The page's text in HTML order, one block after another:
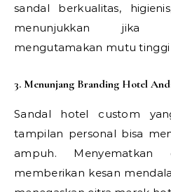
sandal berkualitas,
menunjukkan jika
mengutamakan mutu tinggi
3. Menunjang Branding Hotel
Sandal hotel custom
tampilan personal bisa
ampuh.
memberikan kesan